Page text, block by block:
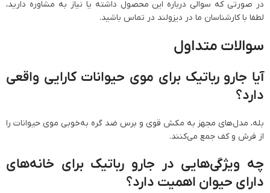
در صورتی که سوالی درباره این محصول داشته یا نیاز به مشاوره دارید،
لطفا با کارشناسان ما در دیزولند در تماس باشید.
سوالات متداول
آیا جارو رباتیک برای موی حیوانات کارایی واقعی
دارد؟
بله، مدل‌های مجهز به مکش قوی و برس ضد گره به‌خوبی موی حیوانات را
از فرش و کف جمع می‌کنند.
چه ویژگی‌هایی در جارو رباتیک برای خانه‌های
دارای حیوان اهمیت دارد؟